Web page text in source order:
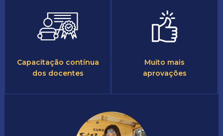
Capacitação contínua
dos docentes
Muito mais
aprovações